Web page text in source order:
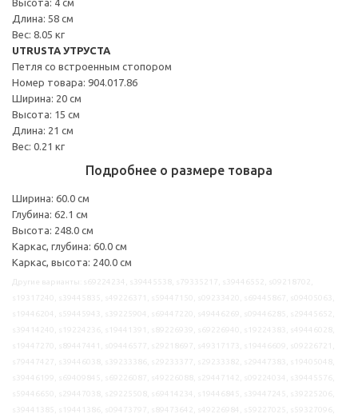
Длина: 58 см
Вес: 8.05 кг
UTRUSTA УТРУСТА
Петля со встроенным стопором
Номер товара: 904.017.86
Ширина: 20 см
Высота: 15 см
Длина: 21 см
Вес: 0.21 кг
Подробнее о размере товара
Ширина: 60.0 см
Глубина: 62.1 см
Высота: 248.0 см
Каркас, глубина: 60.0 см
Каркас, высота: 240.0 см